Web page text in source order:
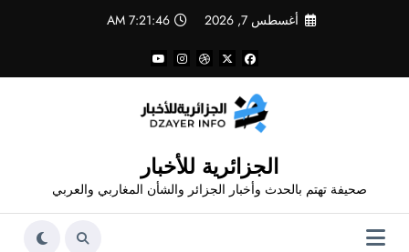
أغسطس 7, 2026 7:21:46 AM
الجزائرية للأخبار
صحيفة تهتم بالحدث وأخبار الجزائر والشأن المغاربي والعربي